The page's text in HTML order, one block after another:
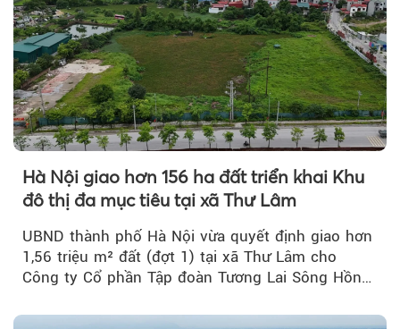
Hà Nội giao hơn 156 ha đất triển khai Khu
đô thị đa mục tiêu tại xã Thư Lâm
UBND thành phố Hà Nội vừa quyết định giao hơn
1,56 triệu m² đất (đợt 1) tại xã Thư Lâm cho
Công ty Cổ phần Tập đoàn Tương Lai Sông Hồng